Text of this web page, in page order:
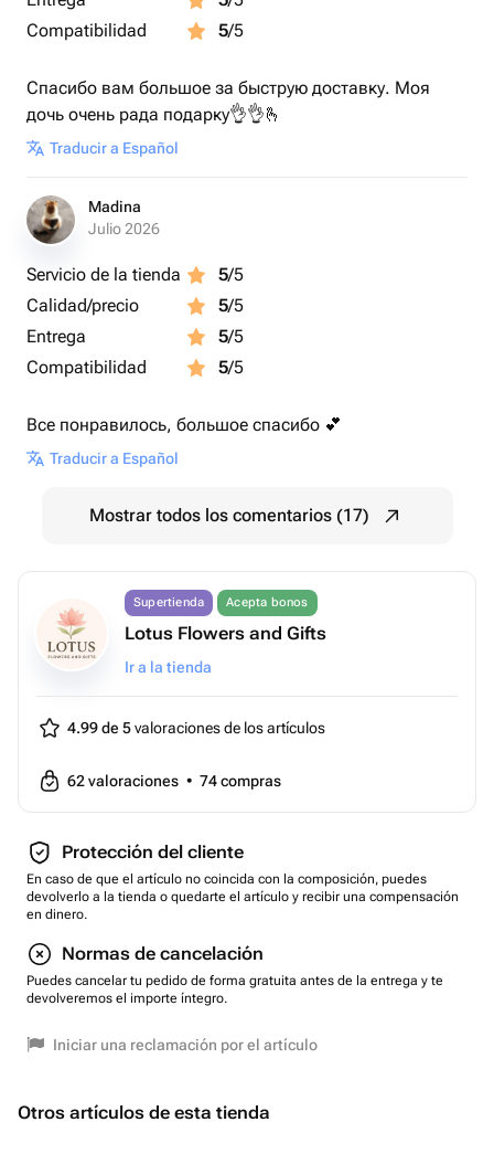
Compatibilidad
5/5
Спасибо вам большое за быструю доставку. Моя
дочь очень рада подарку👌👌🫰
Traducir a Español
Madina
Julio 2026
Servicio de la tienda 5/5
Calidad/precio
5/5
Entrega
5/5
Compatibilidad
5/5
Все понравилось, большое спасибо 💕
Traducir a Español
Mostrar todos los comentarios (17)
Supertienda Acepta bonos
Lotus Flowers and Gifts
Ir a la tienda
4.99 de 5valoraciones de los artículos
62valoraciones • 74compras
Protección del cliente
En caso de que el artículo no coincida con la composición, puedes
devolverlo a la tienda o quedarte el artículo y recibir una compensación
en dinero.
Normas de cancelación
Puedes cancelar tu pedido de forma gratuita antes de la entrega y te
devolveremos el importe íntegro.
Iniciar una reclamación por el artículo
Otros artículos de esta tienda